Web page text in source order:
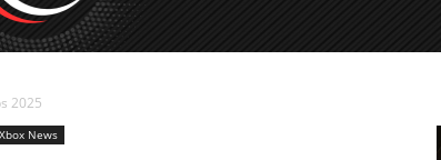
2025
Xbox News